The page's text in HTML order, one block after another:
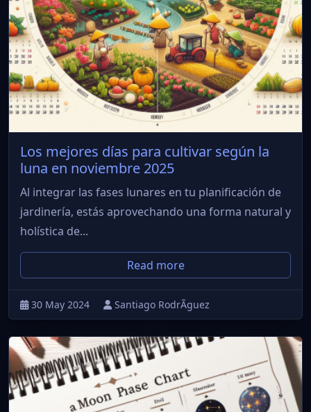
Los mejores días para cultivar según la
luna en noviembre 2025
Al integrar las fases lunares en tu planificación de
jardinería, estás aprovechando una forma natural y
holística de...
Read more
30 May 2024 Santiago RodrÃ­guez